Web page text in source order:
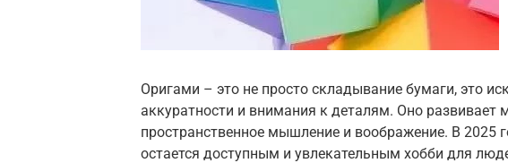
Оригами – это не просто складывание бумаги, это
аккуратности и внимания к деталям. Оно развивает
пространственное мышление и воображение. В 2025
остается доступным и увлекательным хобби для